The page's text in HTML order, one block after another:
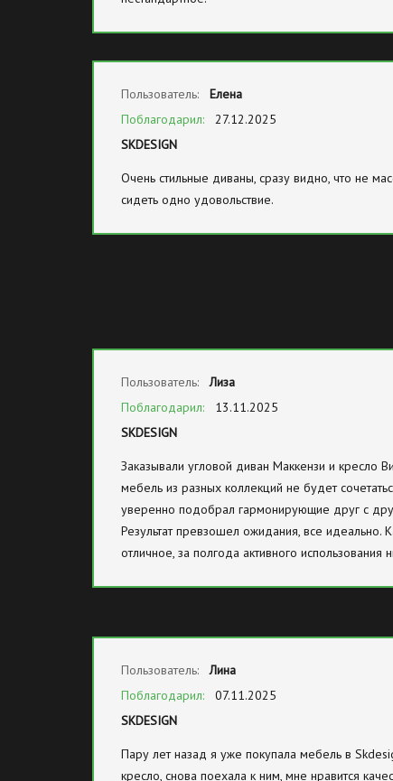
Пользователь:
Елена
Поблагодарил:
27.12.2025
SKDESIGN
Очень стильные диваны, сразу видно, что не
сидеть одно удовольствие.
Пользователь:
Лиза
Поблагодарил:
13.11.2025
SKDESIGN
Заказывали угловой диван Маккензи и кресло
мебель из разных коллекций не будет
уверенно подобрал гармонирующие друг с
Результат превзошел ожидания, все идеально.
отличное, за полгода активного использования
Пользователь:
Лина
Поблагодарил:
07.11.2025
SKDESIGN
Пару лет назад я уже покупала мебель в
кресло, снова поехала к ним, мне нравится